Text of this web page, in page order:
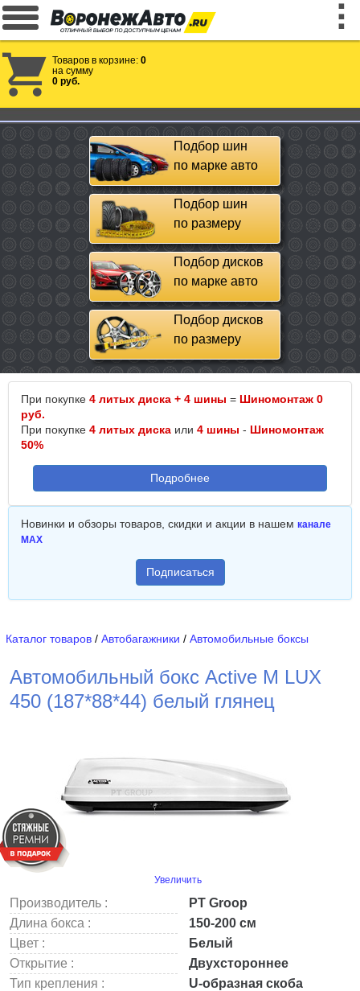
Товаров в корзине: 0
на сумму
0 руб.
Подбор шин
по марке авто
Подбор шин
по размеру
Подбор дисков
по марке авто
Подбор дисков
по размеру
При покупке 4 литых диска + 4 шины = Шиномонтаж 0
руб.
При покупке 4 литых диска или 4 шины - Шиномонтаж
50%
Подробнее
Новинки и обзоры товаров, скидки и акции в нашем канале
MAX
Подписаться
Каталог товаров / Автобагажники / Автомобильные боксы
Автомобильный бокс Active M LUX
450 (187*88*44) белый глянец
Увеличить
Производитель :
PT Groop
Длина бокса :
150-200 см
Цвет :
Белый
Открытие :
Двухстороннее
Тип крепления :
U-образная скоба